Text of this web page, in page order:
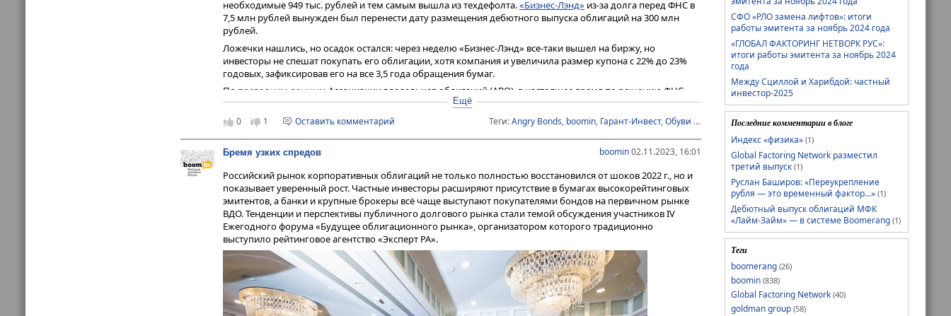
необходимые 949 тыс. рублей и тем самым вышла из техдефолта.«Бизнес-Лэнд» из-за долга перед ФНС в
7,5 млн рублей вынужден был перенести дату размещения дебютного выпуска облигаций на 300 млн
рублей.
Ложечки нашлись, но осадок остался: через неделю «Бизнес-Лэнд» все-таки вышел на биржу, но
инвесторы не спешат покупать его облигации, хотя компания и увеличила размер купона с 22% до 23%
годовых, зафиксировав его на все 3,5 года обращения бумаг.
По последним данным Ассоциации владельцев облигаций (АВО), в настоящее время по решению ФНС
операции на счетах приостановлены в отношении шести юрлиц, имеющих отношение к фондовому
рынку. Помимо «Завода КЭС», чья задолженность перед налоговой службой составляет без малого 17
млн рублей, в этот список вошли
«Феррони»
(46,9 млн рублей), ООО «ТЛЦ Новошахтинск» (3,4 млн
рублей), которой управляет«Русская Контейнерная Компания»— стабильно допускающая техдефолты, и
три юрлицаФПК «Гарант-Инвест»
— «Гарант-Инвест Ритейл» (706 тыс. рублей), УК «ФПК «Гарант-Инвест»
«Сложившийся в настоящее время дефицит ликвидности не позволяет эмитентам оперативно
урегулировать налоговую задолженность, что приводит к блокировкам счетов со стороны ФНС», —
объясняет член Совета Ассоциации владельцев облигаций (АВО)Алексей Пономарев. Директор
департамента DCMИК «Юнисервис Капитал» Александр Павловсчитает логичным ожидать новых
проблем с ликвидностью у компаний сегмента МСП в условиях затянувшегося периода высоких ставок.
«Задолженность перед налоговыми органами — один из симптомов недостатка средств», —
отмечает он.
Ошибки менеджмента или рейдерский захват
Ещё
0 1 Оставить комментарий Теги:Angry Bonds, boomin, Гарант-Инвест,Обуви России Русская Контейнерная Компания
boomin02.11.2023, 16:01
Бремя узких спредов
Российский рынок корпоративных облигаций не только полностью восстановился от шоков 2022 г., но и
показывает уверенный рост. Частные инвесторы расширяют присутствие в бумагах высокорейтинговых
эмитентов, а банки и крупные брокеры всё чаще выступают покупателями бондов на первичном рынке
ВДО. Тенденции и перспективы публичного долгового рынка стали темой обсуждения участников IV
Ежегодного форума «Будущее облигационного рынка», организатором которого традиционно
выступило рейтинговое агентство «Эксперт РА».
СФО «РЛО замена лифтов»: итоги
работы эмитента за ноябрь 2024 года
«ГЛОБАЛ ФАКТОРИНГ НЕТВОРК РУС»:
итоги работы эмитента за ноябрь 2024
года
Между Сциллой и Харибдой: частный
инвестор-2025
Последние комментарии в блоге
Индекс «физика» (1)
Global Factoring Network разместил
третий выпуск (1)
Руслан Баширов: «Переукрепление
рубля — это временный фактор...» (1)
Дебютный выпуск облигаций МФК
«Лайм-Займ» — в системе Boomerang (1)
Теги
boomerang (26)
boomin (838)
Global Factoring Network (40)
goldman group (58)